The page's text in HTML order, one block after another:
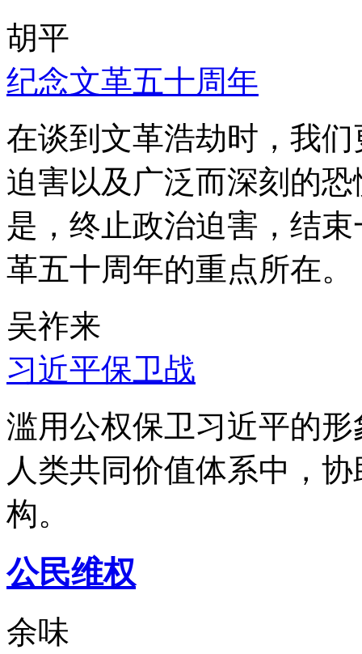
胡平
纪念文革五十周年
在谈到文革浩劫时，我
迫害以及广泛而深刻的
是，终止政治迫害，结
革五十周年的重点所在。
吴祚来
习近平保卫战
滥用公权保卫习近平的
人类共同价值体系中，
构。
公民维权
余味